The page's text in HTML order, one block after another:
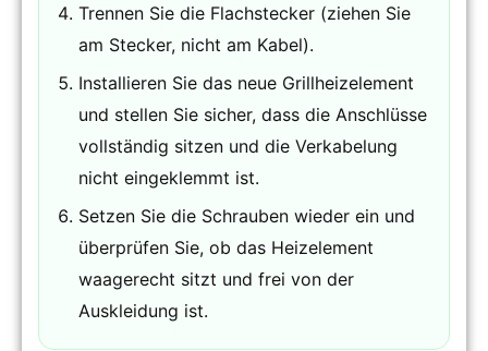
Trennen Sie die Flachstecker (ziehen Sie
am Stecker, nicht am Kabel).
Installieren Sie das neue Grillheizelement
und stellen Sie sicher, dass die Anschlüsse
vollständig sitzen und die Verkabelung
nicht eingeklemmt ist.
Setzen Sie die Schrauben wieder ein und
überprüfen Sie, ob das Heizelement
waagerecht sitzt und frei von der
Auskleidung ist.